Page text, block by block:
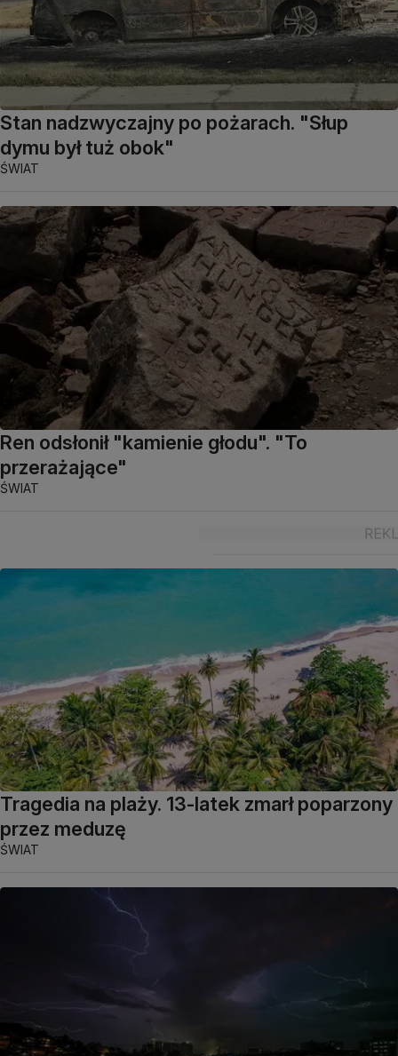
Stan nadzwyczajny po pożarach. "Słup
dymu był tuż obok"
ŚWIAT
Ren odsłonił "kamienie głodu". "To
przerażające"
ŚWIAT
Tragedia na plaży. 13-latek zmarł poparzony
przez meduzę
ŚWIAT